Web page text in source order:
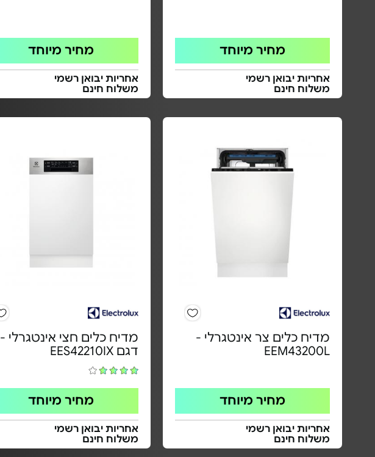
מחיר מיוחד
אחריות יבואן רשמי
משלוח חינם
מחיר מיוחד
אחריות יבואן רשמי
משלוח חינם
מדיח כלים צר אינטגרלי -
EEM43200L
מחיר מיוחד
אחריות יבואן רשמי
משלוח חינם
מדיח כלים חצי אינטגרלי -
דגם EES42210IX
מחיר מיוחד
אחריות יבואן רשמי
משלוח חינם